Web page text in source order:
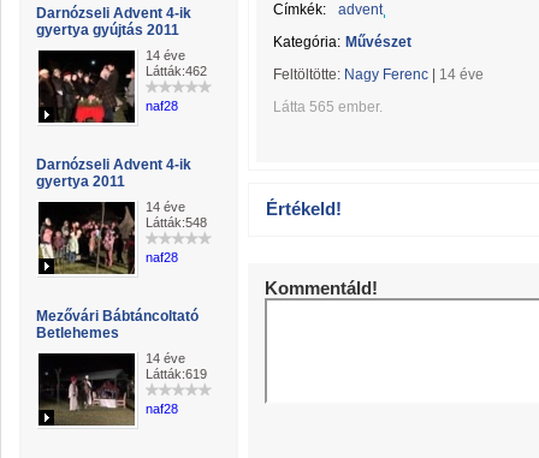
Darnózseli Advent 4-ik
gyertya gyújtás 2011
14 éve
Látták:462
naf28
Darnózseli Advent 4-ik
gyertya 2011
14 éve
Látták:548
naf28
Mezővári Bábtáncoltató
Betlehemes
14 éve
Látták:619
naf28
Címkék:
advent
Kategória: Művészet
Feltöltötte: Nagy Ferenc
14 éve
Látta 565 ember.
Értékeld!
Kommentáld!